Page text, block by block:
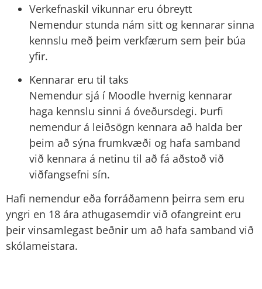
Verkefnaskil vikunnar eru óbreytt
Nemendur stunda nám sitt og kennarar sinna
kennslu með þeim verkfærum sem þeir búa
yfir.
Kennarar eru til taks
Nemendur sjá í Moodle hvernig kennarar
haga kennslu sinni á óveðursdegi. Þurfi
nemendur á leiðsögn kennara að halda ber
þeim að sýna frumkvæði og hafa samband
við kennara á netinu til að fá aðstoð við
viðfangsefni sín.
Hafi nemendur eða forráðamenn þeirra sem eru
yngri en 18 ára athugasemdir við ofangreint eru
þeir vinsamlegast beðnir um að hafa samband við
skólameistara.